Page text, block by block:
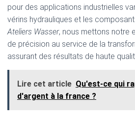
pour des applications industrielles
vérins hydrauliques et les
Ateliers Wasser, nous mettons notre
de précision au service de la
assurant des résultats de haute
Lire cet article Qu'est-ce qui
d'argent à la france ?